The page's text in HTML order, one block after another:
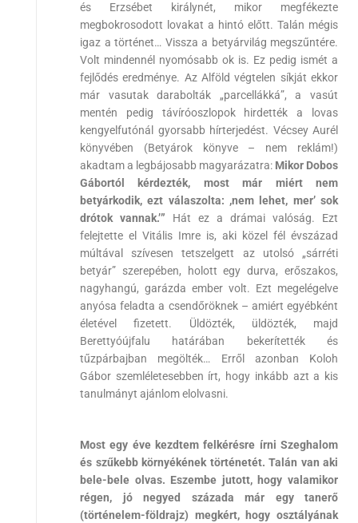
és Erzsébet királynét, mikor megfékezte
megbokrosodott lovakat a hintó előtt. Talán mégis
igaz a történet… Vissza a betyárvilág megszűntére.
Volt mindennél nyomósabb ok is. Ez pedig ismét a
fejlődés eredménye. Az Alföld végtelen síkját ekkor
már vasutak darabolták „parcellákká”, a vasút
mentén pedig távíróoszlopok hirdették a lovas
kengyelfutónál gyorsabb hírterjedést. Vécsey Aurél
könyvében (Betyárok könyve – nem reklám!)
akadtam a legbájosabb magyarázatra: Mikor Dobos
Gábortól kérdezték, most már miért nem
betyárkodik, ezt válaszolta: ,nem lehet, mer’ sok
drótok vannak.’” Hát ez a drámai valóság. Ezt
felejtette el Vitális Imre is, aki közel fél évszázad
múltával szívesen tetszelgett az utolsó „sárréti
betyár” szerepében, holott egy durva, erőszakos,
nagyhangú, garázda ember volt. Ezt megelégelve
anyósa feladta a csendőröknek – amiért egyébként
életével fizetett. Üldözték, üldözték, majd
Berettyóújfalu határában bekerítették és
tűzpárbajban megölték… Erről azonban Koloh
Gábor szemléletesebben írt, hogy inkább azt a kis
tanulmányt ajánlom elolvasni.
Most egy éve kezdtem felkérésre írni Szeghalom
és szűkebb környékének történetét. Talán van aki
bele-bele olvas. Eszembe jutott, hogy valamikor
régen, jó negyed százada már egy tanerő
(történelem-földrajz) megkért, hogy osztályának